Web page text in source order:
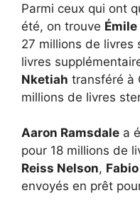
Parmi ceux qui ont
été, on trouve
27 millions de livres
livres
Nketiah transféré à
millions de livres
Aaron Ramsdale a
pour 18 millions de
Reiss Nelson,
envoyés en prêt